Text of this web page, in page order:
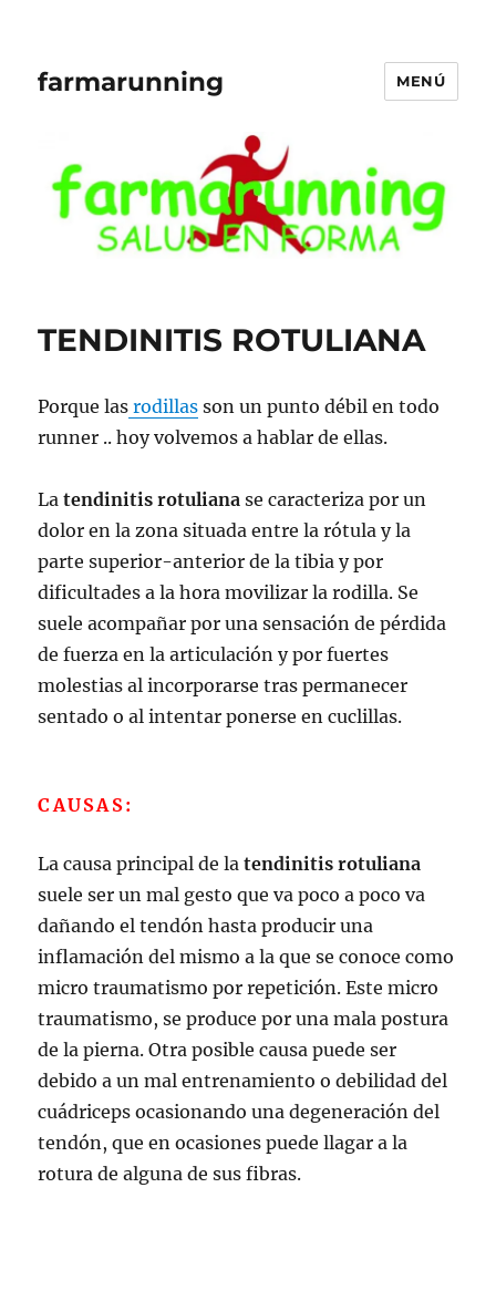
farmarunning MENÚ
TENDINITIS ROTULIANA
Porque las rodillas son un punto débil en todo
runner .. hoy volvemos a hablar de ellas.
Latendinitis rotuliana se caracteriza por un
dolor en la zona situada entre la rótula y la
parte superior-anterior de la tibia y por
dificultades a la hora movilizar la rodilla. Se
suele acompañar por una sensación de pérdida
de fuerza en la articulación y por fuertes
molestias al incorporarse tras permanecer
sentado o al intentar ponerse en cuclillas.
CAUSAS:
La causa principal de latendinitis rotuliana
suele ser un mal gesto que va poco a poco va
dañando el tendón hasta producir una
inflamación del mismo a la que se conoce como
micro traumatismo por repetición. Este micro
traumatismo, se produce por una mala postura
de la pierna. Otra posible causa puede ser
debido a un mal entrenamiento o debilidad del
cuádriceps ocasionando una degeneración del
tendón, que en ocasiones puede llagar a la
rotura de alguna de sus fibras.